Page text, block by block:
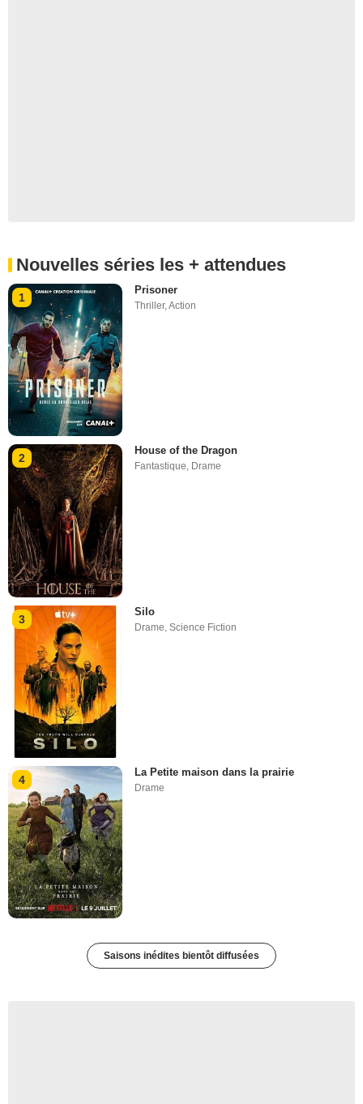
Nouvelles séries les + attendues
1
Prisoner
Thriller,Action
2
House of the Dragon
Fantastique, Drame
3
Silo
Drame ,Science Fiction
4
La Petite maison dans la prairie
Drame
Saisons inédites bientôt diffusées